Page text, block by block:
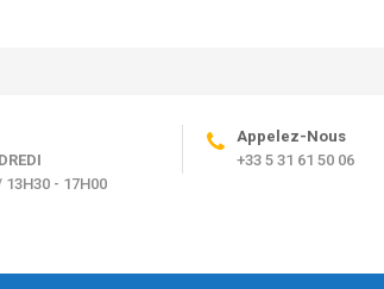
13H30 - 17H00
Appelez-Nous
+33 5 31 61 50 06